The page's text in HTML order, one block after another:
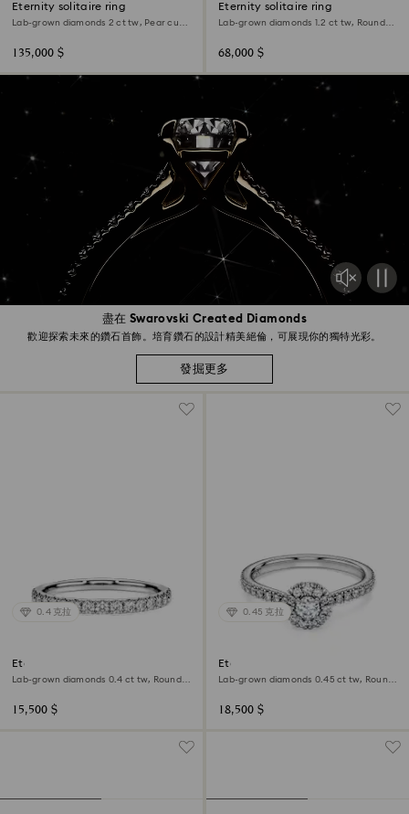
盡在 Swarovski Created Diamonds
歡迎探索未來的鑽石首飾。培育鑽石的設計精美絕倫，可展現你的獨特光彩。
發掘更多
Eternity solitaire ring
Lab-grown diamonds 2 ct tw, Pear cut,
135,000 $
Eternity solitaire ring
Lab-grown diamonds 1.2 ct tw, Round
68,000 $
0.4 克拉
Eternity band ring
Lab-grown diamonds 0.4 ct tw, Round
15,500 $
0.45 克拉
Eternity halo solitaire ring
Lab-grown diamonds 0.45 ct tw, Round
18,500 $